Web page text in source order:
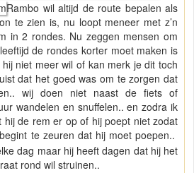
Rambo wil altijd de route bepalen als
te zien is, nu loopt meneer met z’n
in 2 rondes. Nu zeggen mensen om
de rondes korter moet maken is
niet meer wil of kan merk je dit toch
dat het goed was om te zorgen dat
wij doen niet naast de fiets of
wandelen en snuffelen.. en zodra ik
hij de rem er op of hij poept niet zodat
te zeuren dat hij moet poepen..
dag maar hij heeft dagen dat hij het
rond wil struinen..